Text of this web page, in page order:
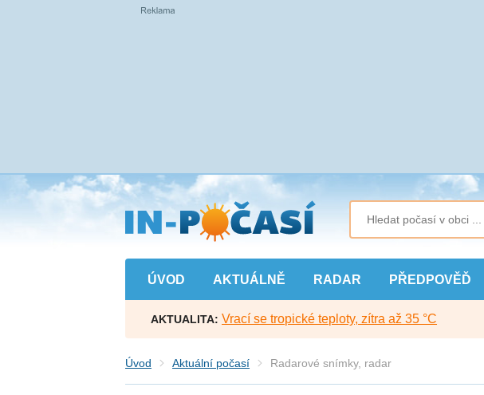
Přejít
na
hlavní
obsah
ÚVOD AKTUÁLNĚ RADAR PŘEDPOVĚĎ
AKTUALITA: Vrací se tropické teploty, zítra až 35 °C
Úvod Aktuální počasí Radarové snímky, radar